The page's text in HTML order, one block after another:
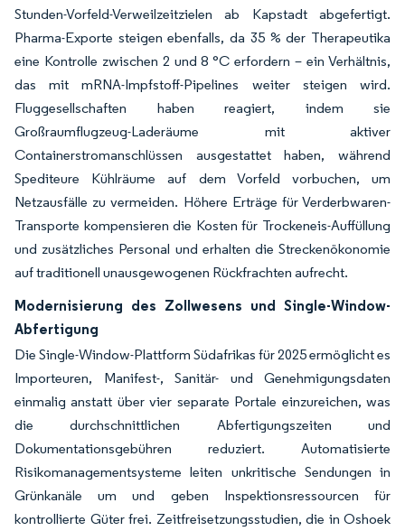
Stunden-Vorfeld-Verweilzeitzielen ab Kapstadt abgefertigt.
Pharma-Exporte steigen ebenfalls, da 35 % der Therapeutika
eine Kontrolle zwischen 2 und 8 °C erfordern – ein Verhältnis,
das mit mRNA-Impfstoff-Pipelines weiter steigen wird.
Fluggesellschaften haben reagiert, indem sie
Großraumflugzeug-Laderäume mit aktiver
Containerstromanschlüssen ausgestattet haben, während
Spediteure Kühlräume auf dem Vorfeld vorbuchen, um
Netzausfälle zu vermeiden. Höhere Erträge für Verderbwaren-
Transporte kompensieren die Kosten für Trockeneis-Auffüllung
und zusätzliches Personal und erhalten die Streckenökonomie
auf traditionell unausgewogenen Rückfrachten aufrecht.
Modernisierung des Zollwesens und Single-Window-
Abfertigung
Die Single-Window-Plattform Südafrikas für 2025 ermöglicht es
Importeuren, Manifest-, Sanitär- und Genehmigungsdaten
einmalig anstatt über vier separate Portale einzureichen, was
die durchschnittlichen Abfertigungszeiten und
Dokumentationsgebühren reduziert. Automatisierte
Risikomanagementsysteme leiten unkritische Sendungen in
Grünkanäle um und geben Inspektionsressourcen für
kontrollierte Güter frei. Zeitfreisetzungsstudien, die in Oshoek